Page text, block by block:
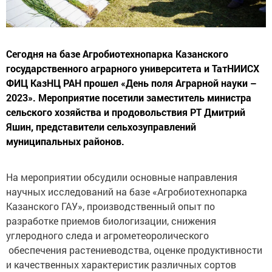
Сегодня на базе Агробиотехнопарка Казанского
государственного аграрного университета и ТатНИИСХ
ФИЦ КазНЦ РАН прошел «День поля Аграрной науки –
2023». Мероприятие посетили заместитель министра
сельского хозяйства и продовольствия РТ Дмитрий
Яшин, представители сельхозуправлений
муниципальных районов.
На мероприятии обсудили основные направления
научных исследований на базе «Агробиотехнопарка
Казанского ГАУ», производственный опыт по
разработке приемов биологизации, снижения
углеродного следа и агрометеоролического
обеспечения растениеводства, оценке продуктивности
и качественных характеристик различных сортов